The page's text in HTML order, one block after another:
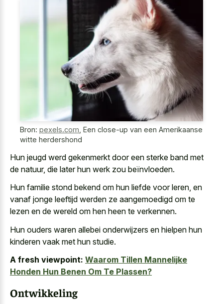
Bron: pexels.com, Een close-up van een Amerikaanse
witte herdershond
Hun jeugd werd gekenmerkt door een sterke band met
de natuur, die later hun werk zou beïnvloeden.
Hun familie stond bekend om hun liefde voor leren, en
vanaf jonge leeftijd werden ze aangemoedigd om te
lezen en de wereld om hen heen te verkennen.
Hun ouders waren allebei onderwijzers en hielpen hun
kinderen vaak met hun studie.
A fresh viewpoint: Waarom Tillen Mannelijke
Honden Hun Benen Om Te Plassen?
Ontwikkeling